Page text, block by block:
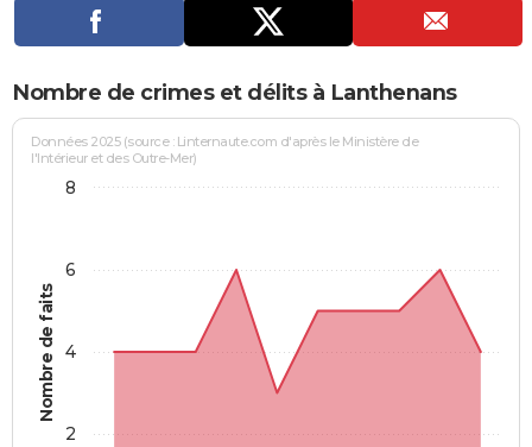
Se connecter
Entreprises
Service militaire
Avis de recherche
AVIS DE DÉCÈS
Bricolage
Lifestyle
Culture
Sport
Auto
Television
Voyage
Cinema
Nombre de crimes et délits à Lanthenans
Nombre de faits
Données 2025 (source : Linternaute.com d'après le Ministère de
l'Intérieur et des Outre-Mer)
2
4
6
8